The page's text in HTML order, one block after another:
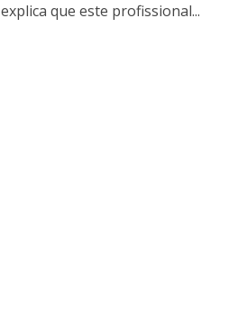
explica que este profissional...